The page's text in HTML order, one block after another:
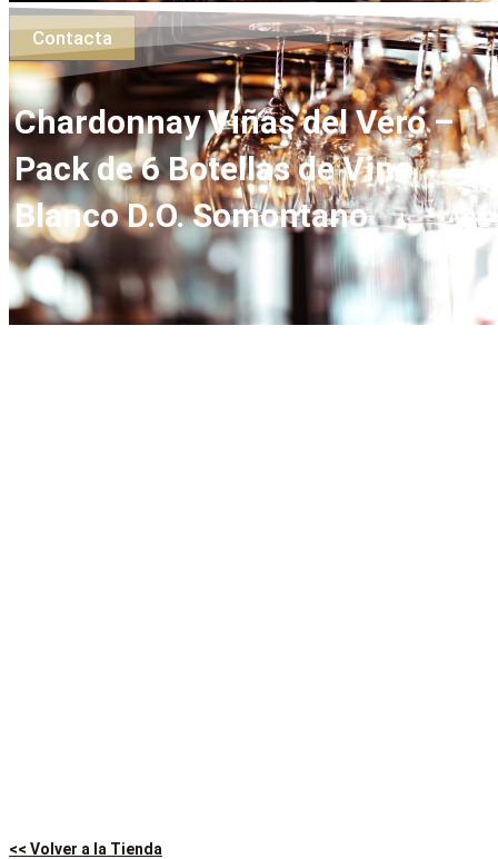
Contacta
Chardonnay Viñas del Vero –
Pack de 6 Botellas de Vino
Blanco D.O. Somontano
<< Volver a la Tienda